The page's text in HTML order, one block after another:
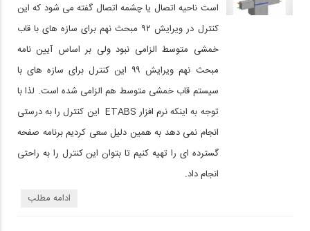
است ناحیه اتصال یا چشمه اتصال گفته می شود که این
کنترل در ویرایش ۹۲ مبحث نهم برای سازه های با قاب
خمشی متوسط الزامی نبود ولی بر اساس آیین نامه
مبحث نهم ویرایش ۹۹ این کنترل برای سازه های با
سیستم قاب خمشی متوسط هم الزامی شده است. لذا با
توجه به اینکه نرم افزار ETABS این کنترل را به درستی
انجام نمی دهد به همین دلیل سعی کردیم برنامه صفحه
گسترده ای را تهیه کنیم تا بتوان این کنترل را به راحتی
انجام داد.
ادامه مطلب